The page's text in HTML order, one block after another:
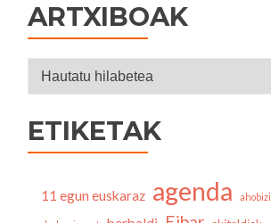
ARTXIBOAK
Artxiboak
ETIKETAK
11 egun euskaraz agenda ahobizi